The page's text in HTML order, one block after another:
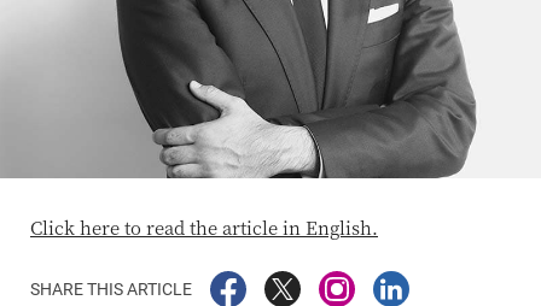
Click here to read the article in English.
SHARE THIS ARTICLE